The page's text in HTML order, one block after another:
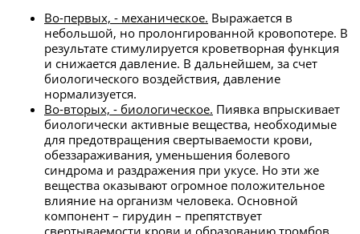
Во-первых, - механическое. Выражается в
небольшой, но пролонгированной кровопотере. В
результате стимулируется кроветворная функция
и снижается давление. В дальнейшем, за счет
биологического воздействия, давление
нормализуется.
Во-вторых, - биологическое. Пиявка впрыскивает
биологически активные вещества, необходимые
для предотвращения свертываемости крови,
обеззараживания, уменьшения болевого
синдрома и раздражения при укусе. Но эти же
вещества оказывают огромное положительное
влияние на организм человека. Основной
компонент – гирудин – препятствует
свертываемости крови и образованию тромбов.